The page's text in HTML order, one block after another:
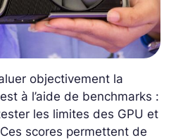
objectivement la
à l’aide de benchmarks :
les limites des GPU et
scores permettent de